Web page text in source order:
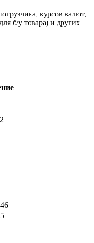
курсов валют,
б/у товара) и других